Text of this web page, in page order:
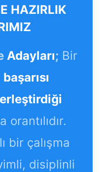
HAZIRLIK
Adayları; Bir
başarısı
orantılıdır.
bir çalışma
disiplinli